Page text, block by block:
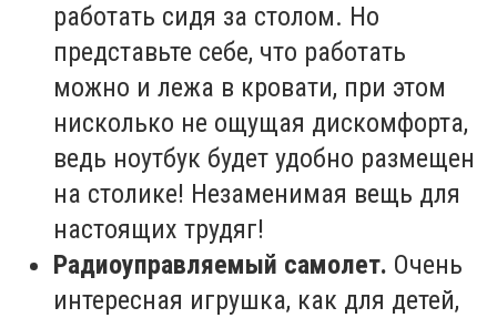
работать сидя за столом. Но
представьте себе, что работать
можно и лежа в кровати, при этом
нисколько не ощущая дискомфорта,
ведь ноутбук будет удобно размещен
на столике! Незаменимая вещь для
настоящих трудяг!
Радиоуправляемый самолет. Очень
интересная игрушка, как для детей,